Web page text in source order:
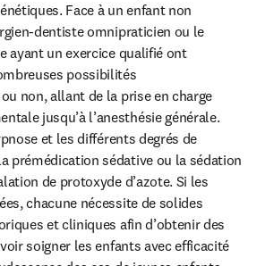
Face à un enfant non
dentiste omnipraticien ou le
ayant un exercice qualifié ont
possibilités
non, allant de la prise en charge
jusqu’à l’anesthésie générale.
et les différents degrés de
prémédication sédative ou la sédation
de protoxyde d’azote. Si les
chacune nécessite de solides
et cliniques afin d’obtenir des
soigner les enfants avec efficacité